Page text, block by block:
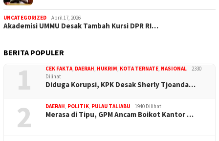
UNCATEGORIZED April 17, 2026
Akademisi UMMU Desak Tambah Kursi DPR RI…
BERITA POPULER
1 CEK FAKTA, DAERAH, HUKRIM, KOTA TERNATE, NASIONAL
2330
Dilihat
Diduga Korupsi, KPK Desak Sherly Tjoanda…
2 DAERAH, POLITIK, PULAU TALIABU 1940 Dilihat
Merasa di Tipu, GPM Ancam Boikot Kantor …